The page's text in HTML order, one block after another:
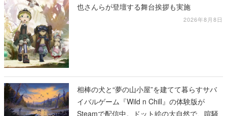
也さんらが登壇する舞台挨拶も実施
2026年8月8日
相棒の犬と“夢の山小屋”を建てて暮らすサバ
イバルゲーム『Wild n Chill』の体験版が
Steamで配信中。ドット絵の大自然で、喧騒